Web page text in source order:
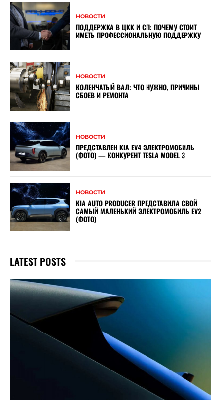
НОВОСТИ
ПОДДЕРЖКА В ЦКК И СП: ПОЧЕМУ СТОИТ
ИМЕТЬ ПРОФЕССИОНАЛЬНУЮ ПОДДЕРЖКУ
НОВОСТИ
КОЛЕНЧАТЫЙ ВАЛ: ЧТО НУЖНО, ПРИЧИНЫ
СБОЕВ И РЕМОНТА
НОВОСТИ
ПРЕДСТАВЛЕН KIA EV4 ЭЛЕКТРОМОБИЛЬ
(ФОТО) — КОНКУРЕНТ TESLA MODEL 3
НОВОСТИ
KIA AUTO PRODUCER ПРЕДСТАВИЛА СВОЙ
САМЫЙ МАЛЕНЬКИЙ ЭЛЕКТРОМОБИЛЬ EV2
(ФОТО)
LATEST POSTS